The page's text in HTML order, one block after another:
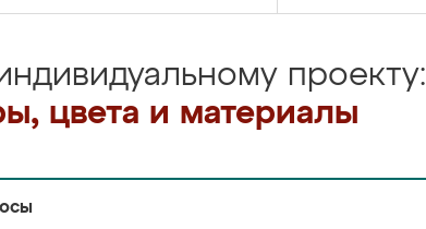
проекту:
цвета и материалы